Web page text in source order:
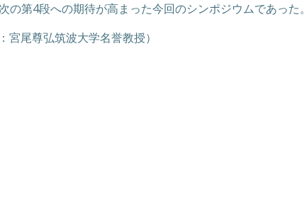
第4段への期待が高まった今回のシンポジウムであった。
宮尾尊弘筑波大学名誉教授）